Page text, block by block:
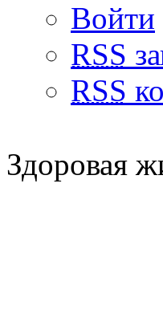
Войти
RSS
RSS
Здоровая